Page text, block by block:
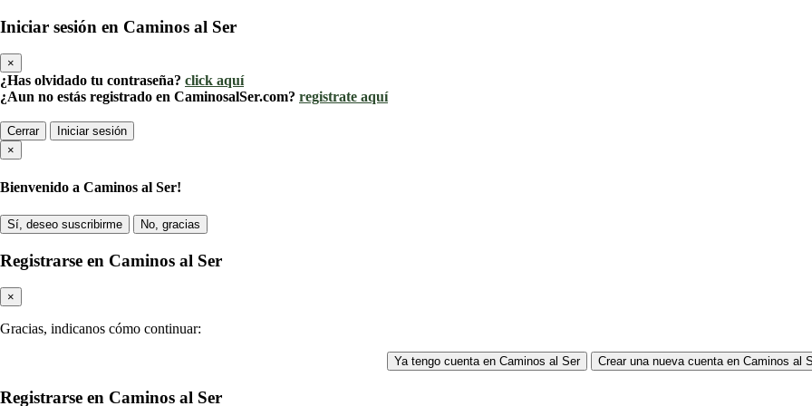
Iniciar sesión en Caminos al Ser
×
¿Has olvidado tu contraseña? click aquí
¿Aun no estás registrado en CaminosalSer.com? registrate aquí
Cerrar
Iniciar sesión
×
Bienvenido a Caminos al Ser!
Sí, deseo suscribirme No, gracias
Registrarse en Caminos al Ser
×
Gracias, indicanos cómo continuar:
Ya tengo cuenta en Caminos al Ser Crear una nueva cuenta en Caminos al
Registrarse en Caminos al Ser